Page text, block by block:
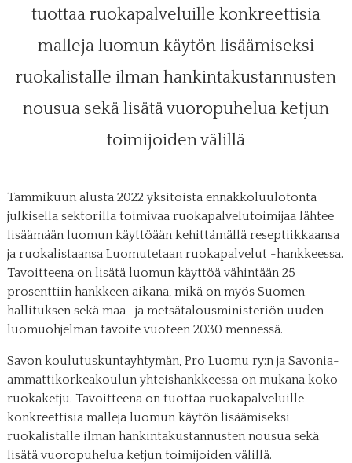
tuottaa ruokapalveluille konkreettisia
malleja luomun käytön lisäämiseksi
ruokalistalle ilman hankintakustannusten
nousua sekä lisätä vuoropuhelua ketjun
toimijoiden välillä
Tammikuun alusta 2022 yksitoista ennakkoluulotonta
julkisella sektorilla toimivaa ruokapalvelutoimijaa lähtee
lisäämään luomun käyttöään kehittämällä reseptiikkaansa
ja ruokalistaansa Luomutetaan ruokapalvelut -hankkeessa.
Tavoitteena on lisätä luomun käyttöä vähintään 25
prosenttiin hankkeen aikana, mikä on myös Suomen
hallituksen sekä maa- ja metsätalousministeriön uuden
luomuohjelman tavoite vuoteen 2030 mennessä.
Savon koulutuskuntayhtymän, Pro Luomu ry:n ja Savonia-
ammattikorkeakoulun yhteishankkeessa on mukana koko
ruokaketju. Tavoitteena on tuottaa ruokapalveluille
konkreettisia malleja luomun käytön lisäämiseksi
ruokalistalle ilman hankintakustannusten nousua sekä
lisätä vuoropuhelua ketjun toimijoiden välillä.